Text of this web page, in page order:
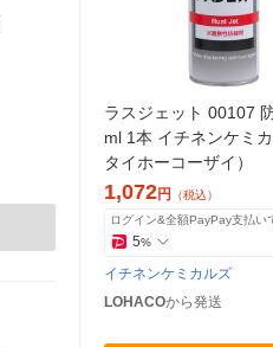
ラスジェット 00107
ml 1本 イチネンケミ
タイホーコーザイ）
1,072円 （税込）
ログイン&全額PayPay支払い
5%
イチネンケミカルズ
LOHACOから発送